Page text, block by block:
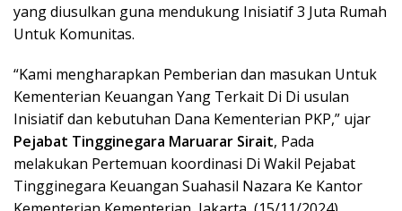
yang diusulkan guna mendukung Inisiatif 3 Juta Rumah
Untuk Komunitas.
“Kami mengharapkan Pemberian dan masukan Untuk
Kementerian Keuangan Yang Terkait Di Di usulan
Inisiatif dan kebutuhan Dana Kementerian PKP,” ujar
Pejabat Tingginegara Maruarar Sirait, Pada
melakukan Pertemuan koordinasi Di Wakil Pejabat
Tingginegara Keuangan Suahasil Nazara Ke Kantor